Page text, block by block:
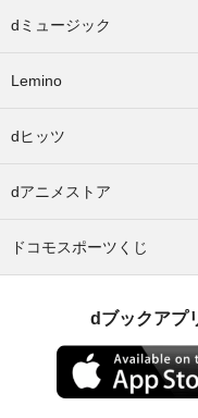
dミュージック
Lemino
dヒッツ
dアニメストア
ドコモスポーツくじ
dブックアプ